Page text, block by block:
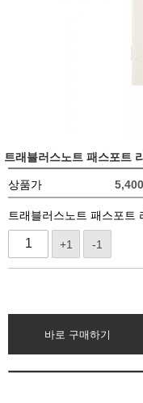
트래블러스노트 패스포트
상품가 5,400
트래블러스노트 패스포트
+1 -1
바로 구매하기